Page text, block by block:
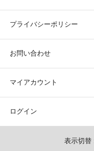
プライバシーポリシー
お問い合わせ
マイアカウント
ログイン
表示切替